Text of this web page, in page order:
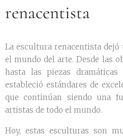
renacentista
La escultura renacentista
el mundo del arte. Desde las
hasta las piezas
estableció estándares de
que continúan siendo una
artistas de todo el mundo.
Hoy, estas esculturas son